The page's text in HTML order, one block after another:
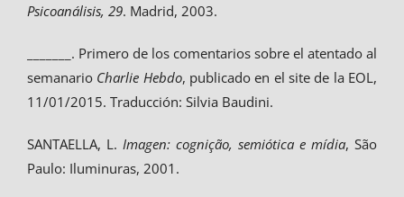
Psicoanálisis, 29. Madrid, 2003.
_______. Primero de los comentarios sobre el atentado al
semanario Charlie Hebdo, publicado en el site de la EOL,
11/01/2015. Traducción: Silvia Baudini.
SANTAELLA, L. Imagen: cognição, semiótica e mídia, São
Paulo: Iluminuras, 2001.